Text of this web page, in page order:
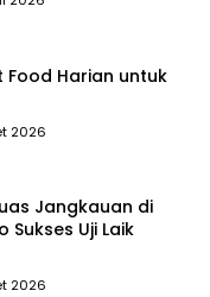
Food Harian untuk
2026
Jangkauan di
Sukses Uji Laik
2026